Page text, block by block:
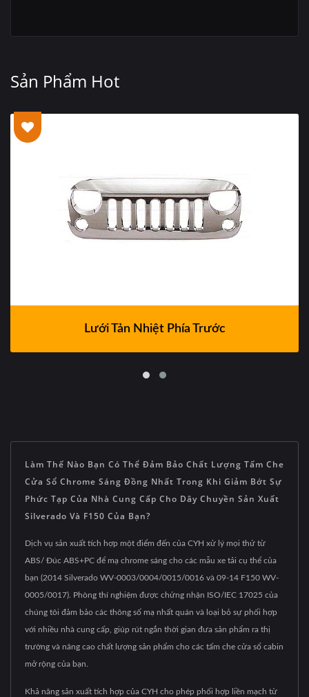
Sản Phẩm Hot
Lưới Tản Nhiệt Phía Trước
Làm Thế Nào Bạn Có Thể Đảm Bảo Chất Lượng Tấm Che
Cửa Sổ Chrome Sáng Đồng Nhất Trong Khi Giảm Bớt Sự
Phức Tạp Của Nhà Cung Cấp Cho Dây Chuyền Sản Xuất
Silverado Và F150 Của Bạn?
Dịch vụ sản xuất tích hợp một điểm đến của CYH xử lý mọi thứ từ
ABS/ Đúc ABS+PC để mạ chrome sáng cho các mẫu xe tải cụ thể của
bạn (2014 Silverado WV-0003/0004/0015/0016 và 09-14 F150 WV-
0005/0017). Phòng thí nghiệm được chứng nhận ISO/IEC 17025 của
chúng tôi đảm bảo các thông số mạ nhất quán và loại bỏ sự phối hợp
với nhiều nhà cung cấp, giúp rút ngắn thời gian đưa sản phẩm ra thị
trường và nâng cao chất lượng sản phẩm cho các tấm che cửa sổ cabin
mở rộng của bạn.
Khả năng sản xuất tích hợp của CYH cho phép phối hợp liền mạch từ